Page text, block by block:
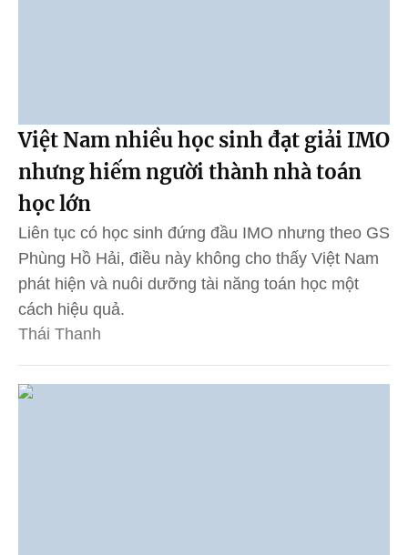
Việt Nam nhiều học sinh đạt giải IMO
nhưng hiếm người thành nhà toán
học lớn
Liên tục có học sinh đứng đầu IMO nhưng theo GS
Phùng Hồ Hải, điều này không cho thấy Việt Nam
phát hiện và nuôi dưỡng tài năng toán học một
cách hiệu quả.
Thái Thanh